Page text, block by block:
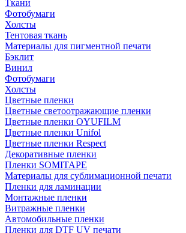
Ткани
Фотобумаги
Холсты
Тентовая ткань
Материалы для пигментной печати
Бэклит
Винил
Фотобумаги
Холсты
Цветные пленки
Цветные светоотражающие пленки
Цветные пленки OYUFILM
Цветные пленки Unifol
Цветные пленки Respect
Декоративные пленки
Пленки SOMITAPE
Материалы для сублимационной печати
Пленки для ламинации
Монтажные пленки
Витражные пленки
Автомобильные пленки
Пленки для DTF UV печати